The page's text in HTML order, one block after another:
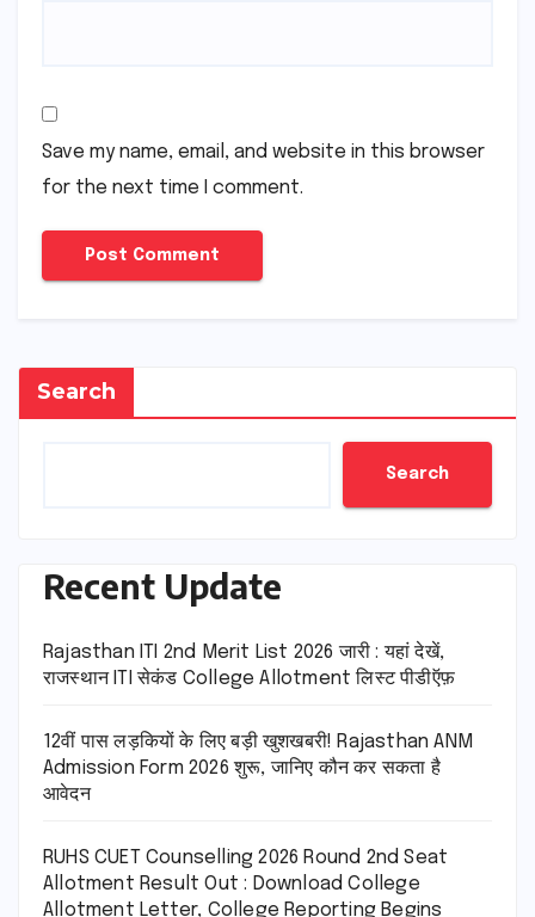
Save my name, email, and website in this browser
for the next time I comment.
Search
Search
Recent Update
Rajasthan ITI 2nd Merit List 2026 जारी : यहां देखें,
राजस्थान ITI सेकंड College Allotment लिस्ट पीडीऍफ़
12वीं पास लड़कियों के लिए बड़ी खुशखबरी! Rajasthan ANM
Admission Form 2026 शुरू, जानिए कौन कर सकता है
आवेदन
RUHS CUET Counselling 2026 Round 2nd Seat
Allotment Result Out : Download College
Allotment Letter, College Reporting Begins